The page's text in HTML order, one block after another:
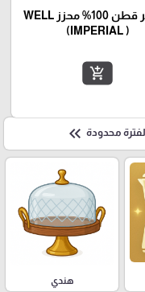
بشكير قطن 100% محزز WELL
(IMPERIAL )
add_shopping_cart
محدودة keyboard_double_arrow_left
هندي